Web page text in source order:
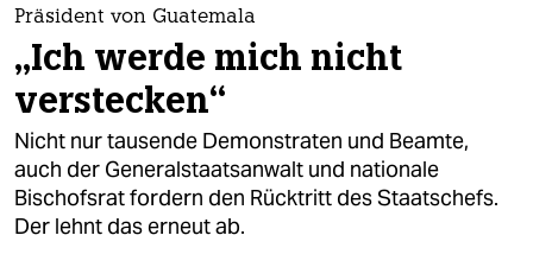
themen
politik
öko
gesellschaft
kultur
Präsident von Guatemala
„Ich werde mich nicht
verstecken“
Nicht nur tausende Demonstraten und Beamte,
auch der Generalstaatsanwalt und nationale
Bischofsrat fordern den Rücktritt des Staatschefs.
Der lehnt das erneut ab.